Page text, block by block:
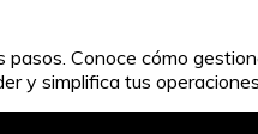
Conoce cómo
y simplifica tus